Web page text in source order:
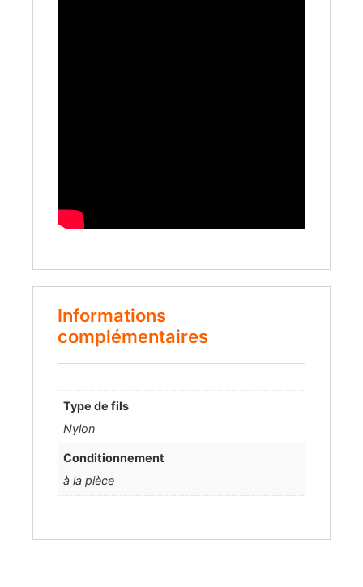
Informations
complémentaires
Type de fils
Nylon
Conditionnement
à la pièce